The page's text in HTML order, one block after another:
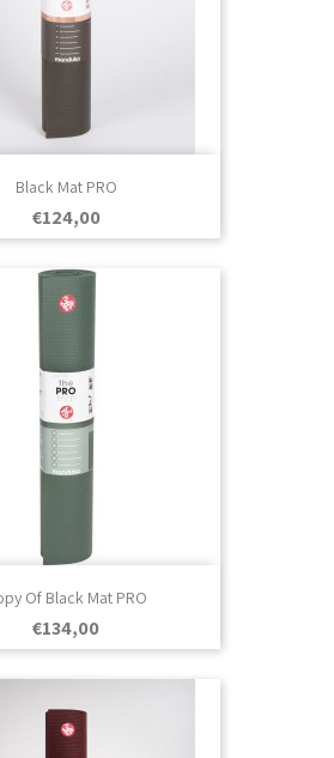
Black Mat PRO
Prezo
€124,00
Of Black Mat PRO
Prezo
€134,00